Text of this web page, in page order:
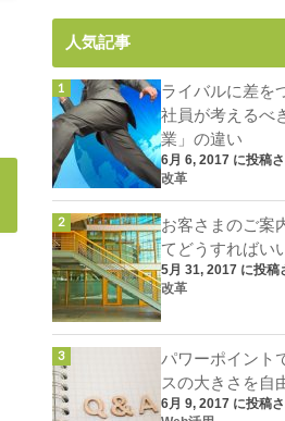
人気記事
ライバルに差を
社員が考えるべ
業」の違い
6月 6, 2017 に投稿
改革
お客さまのご案
てどうすればい
5月 31, 2017 に投稿
改革
パワーポイント
スの大きさを自
6月 9, 2017 に投稿